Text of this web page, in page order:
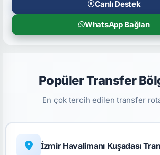
Canlı Destek
WhatsApp Bağlan
Popüler Transfer
En çok tercih edilen transfer
İzmir Havalimanı Kuşadası